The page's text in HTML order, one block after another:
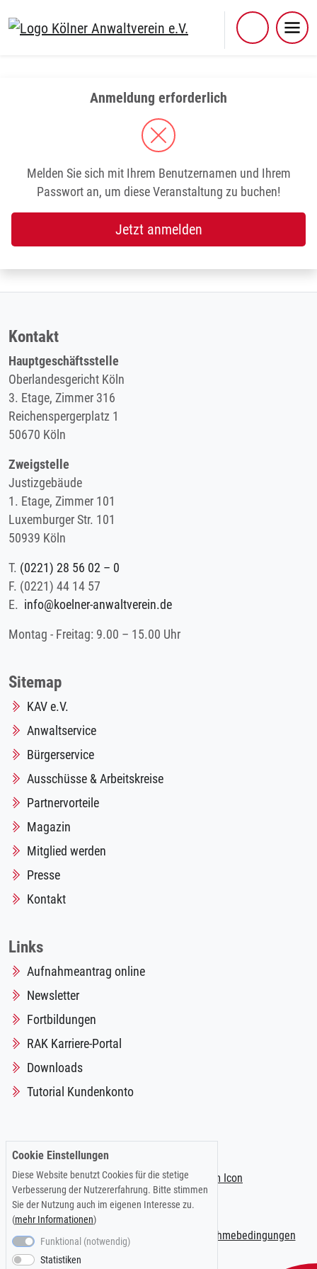
Anmeldung erforderlich
Melden Sie sich mit Ihrem Benutzernamen und Ihrem
Passwort an, um diese Veranstaltung zu buchen!
Jetzt anmelden
Kontakt
Hauptgeschäftsstelle
Oberlandesgericht Köln
3. Etage, Zimmer 316
Reichenspergerplatz 1
50670 Köln
Zweigstelle
Justizgebäude
1. Etage, Zimmer 101
Luxemburger Str. 101
50939 Köln
T. (0221) 28 56 02 – 0
F. (0221) 44 14 57
E. info@koelner-anwaltverein.de
Montag - Freitag: 9.00 – 15.00 Uhr
Sitemap
KAV e.V.
Anwaltservice
Bürgerservice
Ausschüsse & Arbeitskreise
Partnervorteile
Magazin
Mitglied werden
Presse
Kontakt
Links
Aufnahmeantrag online
Newsletter
Fortbildungen
RAK Karriere-Portal
Downloads
Tutorial Kundenkonto
Impressum |Datenschutzerklärung Teilnahmebedingungen
Cookie Einstellungen
Diese Website benutzt Cookies für die stetige
Verbesserung der Nutzererfahrung. Bitte stimmen
Sie der Nutzung auch im eigenen Interesse zu.
(mehr Informationen)
Funktional (notwendig)
Statistiken